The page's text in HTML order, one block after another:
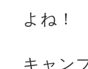
よね！
キャン